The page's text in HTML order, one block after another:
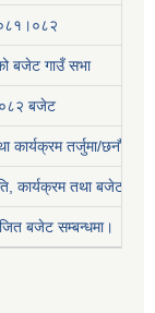
बजेट गाउँ सभा
बजेट
तर्जुमा/छनौट
कार्यक्रम तथा बजेट
बजेट सम्बन्धमा।